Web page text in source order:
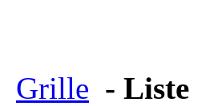
Grille - Liste